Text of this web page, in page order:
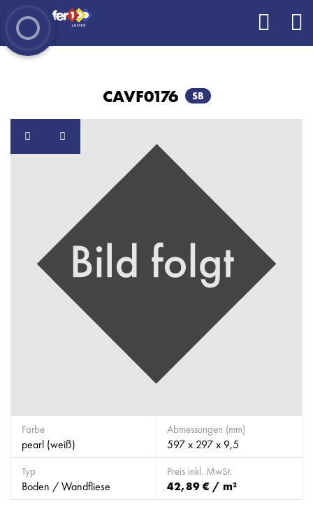
CAVF0176 SB
Farbe
pearl (weiß)
Abmessungen (mm)
597 x 297 x 9,5
Typ
Boden / Wandfliese
Preis inkl. MwSt.
42,89 € / m²